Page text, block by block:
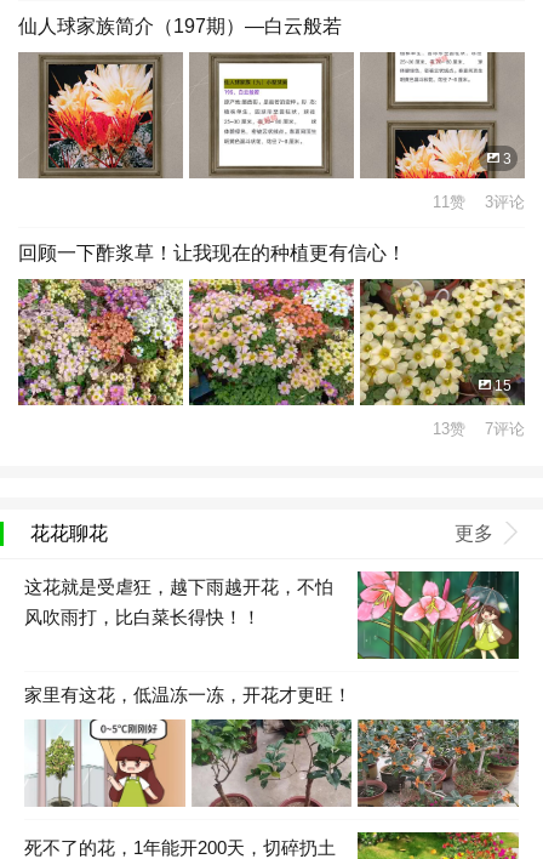
仙人球家族简介（197期）—白云般若
3
11赞 3评论
回顾一下酢浆草！让我现在的种植更有信心！
15
13赞 7评论
花花聊花 更多
这花就是受虐狂，越下雨越开花，不怕
风吹雨打，比白菜长得快！！
家里有这花，低温冻一冻，开花才更旺！
死不了的花，1年能开200天，切碎扔土